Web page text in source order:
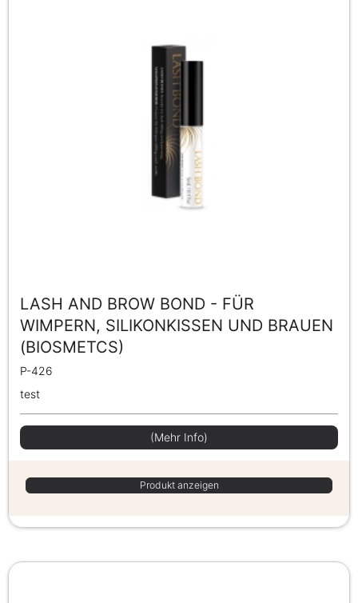
LASH AND BROW BOND - FÜR
WIMPERN, SILIKONKISSEN UND BRAUEN
(BIOSMETCS)
P-426
test
(Mehr Info)
Produkt anzeigen